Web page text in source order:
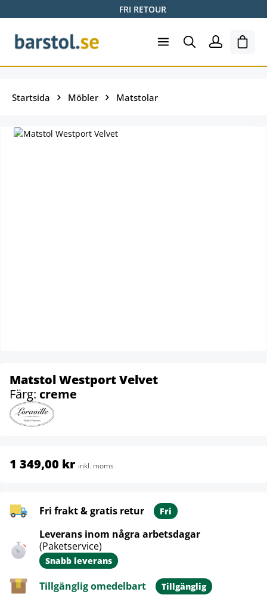
FRI RETOUR
Startsida Möbler Matstolar
Matstol Westport Velvet
Färg: creme
1 349,00 kr inkl. moms
Fri frakt & gratis retur Fri
Leverans inom några arbetsdagar
(Paketservice)
Snabb leverans
Tillgänglig omedelbart Tillgänglig